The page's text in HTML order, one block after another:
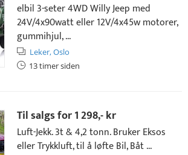
elbil 3-seter 4WD Willy Jeep med
24V/4x90watt eller 12V/4x45w motorer,
gummihjul, ...
Leker,Oslo
13 timer siden
Til salgs for1 298,- kr
Luft-Jekk. 3t & 4,2 tonn. Bruker Eksos
eller Trykkluft, til å løfte Bil, Båt ...